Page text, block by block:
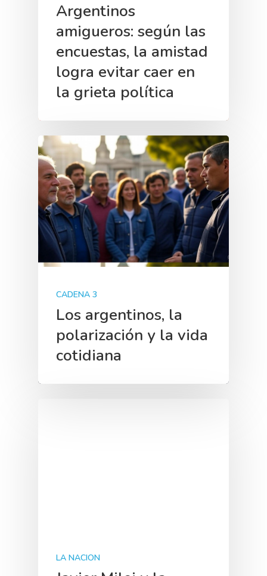
Argentinos
amigueros: según las
encuestas, la amistad
logra evitar caer en
la grieta política
CADENA 3
Los argentinos, la
polarización y la vida
cotidiana
LA NACION